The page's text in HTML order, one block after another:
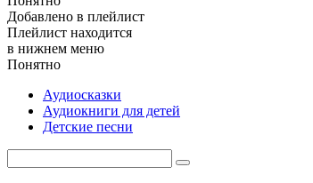
Добавлено в плейлист
Плейлист находится
в нижнем меню
Понятно
Аудиосказки
Аудиокниги для детей
Детские песни